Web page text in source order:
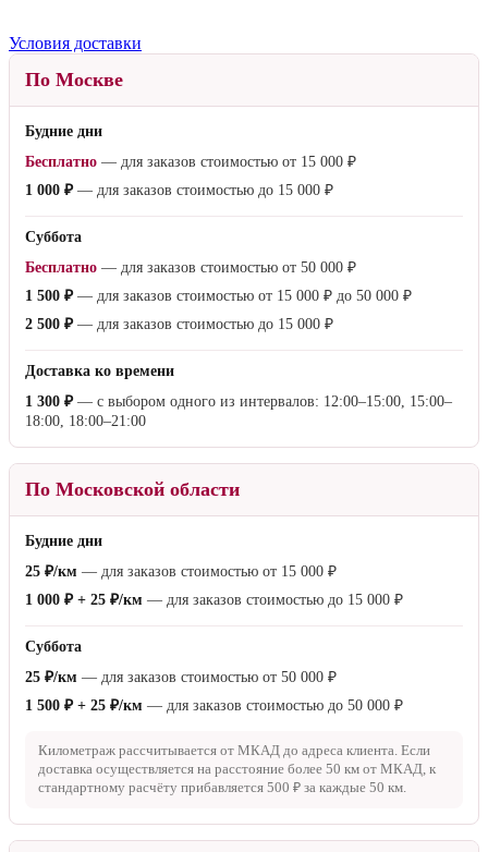
Условия доставки
По Москве
Будние дни
Бесплатно — для заказов стоимостью от 15 000 ₽
1 000 ₽— для заказов стоимостью до 15 000 ₽
Суббота
Бесплатно — для заказов стоимостью от 50 000 ₽
1 500 ₽— для заказов стоимостью от 15 000 ₽ до 50 000 ₽
2 500 ₽— для заказов стоимостью до 15 000 ₽
Доставка ко времени
1 300 ₽— с выбором одного из интервалов: 12:00–15:00, 15:00–
18:00, 18:00–21:00
По Московской области
Будние дни
25 ₽/км — для заказов стоимостью от 15 000 ₽
1 000 ₽ + 25 ₽/км — для заказов стоимостью до 15 000 ₽
Суббота
25 ₽/км — для заказов стоимостью от 50 000 ₽
1 500 ₽ + 25 ₽/км — для заказов стоимостью до 50 000 ₽
Километраж рассчитывается от МКАД до адреса клиента. Если
доставка осуществляется на расстояние более 50 км от МКАД, к
стандартному расчёту прибавляется 500 ₽ за каждые 50 км.